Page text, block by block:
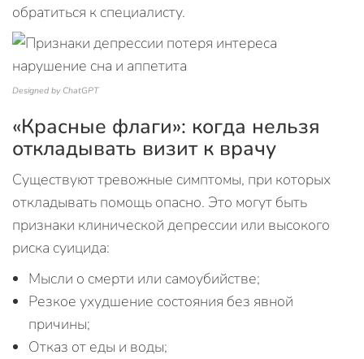
обратиться к специалисту.
Designed by ChatGPT
«Красные флаги»: когда нельзя
откладывать визит к врачу
Существуют тревожные симптомы, при которых
откладывать помощь опасно. Это могут быть
признаки клинической депрессии или высокого
риска суицида:
Мысли о смерти или самоубийстве;
Резкое ухудшение состояния без явной
причины;
Отказ от еды и воды;